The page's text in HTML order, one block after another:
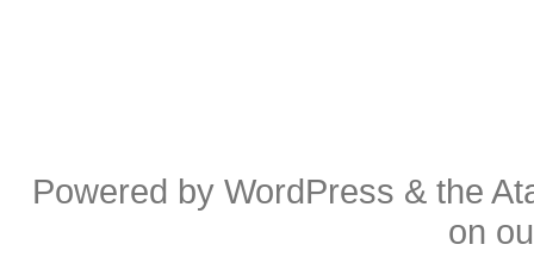
Powered byWordPress & the
on